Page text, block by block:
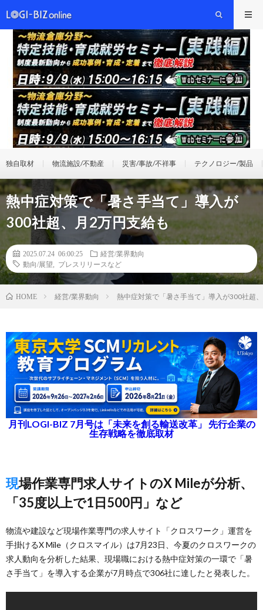
独自取材 物流施設/不動産 災害/事故/不祥事 テクノロジー/製品
熱中症対策で「暑さ手当て」導入が
300社超、月2万円支給も
2025.07.24 06:00:25
経営/業界動向
動向/展望
プレスリリースなど
HOME 経営/業界動向 熱中症対策で「暑さ手当て」導入が300社超
月刊LOGI-BIZ 7月号は「未来を創る輸送改革」 先行企業の
生存戦略を徹底取材
現場作業専門求人サイトのX Mileが分析、
「35度以上で1日500円」など
物流や建設など現場作業専門の求人サイト「クロスワーク」運営を
手掛けるX Mile（クロスマイル）は7月23日、今夏のクロスワークの
求人動向を分析した結果、現場職における熱中症対策の一環で「暑
さ手当て」を導入する企業が7月時点で306社に達したと発表した。